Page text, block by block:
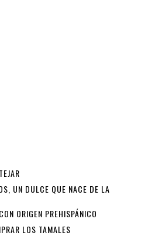
UN DULCE QUE NACE DE LA
ORIGEN PREHISPÁNICO
LOS TAMALES